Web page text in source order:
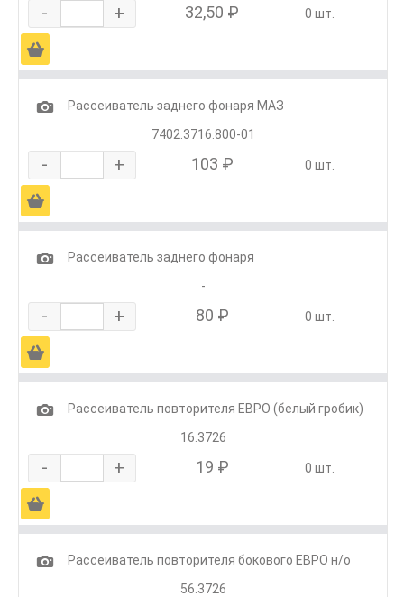
- + 32,50 ₽ 0 шт.
Ä
1
Рассеиватель заднего фонаря МАЗ
7402.3716.800-01
- + 103 ₽ 0 шт.
Ä
1
Рассеиватель заднего фонаря
-
- + 80 ₽ 0 шт.
Ä
1
Рассеиватель повторителя ЕВРО (белый гробик)
16.3726
- + 19 ₽ 0 шт.
Ä
1
Рассеиватель повторителя бокового ЕВРО н/о
56.3726